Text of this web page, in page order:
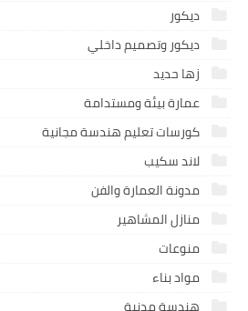
ديكور
ديكور وتصميم داخلي
زها حديد
عمارة بيئة ومستدامة
كورسات تعليم هندسة مجانية
لاند سكيب
مدونة العمارة والفن
منازل المشاهير
منوعات
مواد بناء